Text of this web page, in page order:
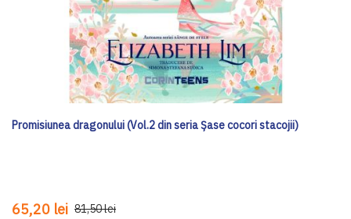
Promisiunea dragonului (Vol.2 din seria Șase cocori stacojii)
65,20 lei 81,50 lei